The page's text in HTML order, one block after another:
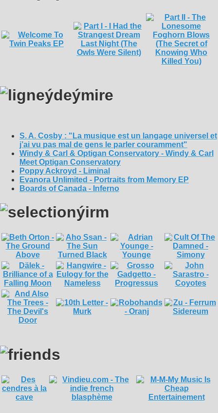
S. A. Cosby : "La musique est un langage universel et
j’ai vu pas mal de gens le parler couramment"
Windy & Carl & Optigan Conservatory - Windy & Carl
Meet Optigan Conservatory
Poppy Ackroyd - Liminal
Evanora Unlimited - Portraits from Memory EP
Boards of Canada - Inferno